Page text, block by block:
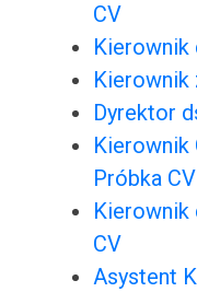
CV
Kierownik
Kierownik
Dyrektor
Kierownik
Próbka CV
Kierownik
CV
Asystent